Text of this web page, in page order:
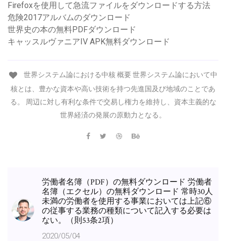
Firefoxを使用して急流ファイルをダウンロードする方法
危険2017アルバムのダウンロード
世界史の本の無料PDFダウンロード
キャッスルヴァニアIV APK無料ダウンロード
世界システム論における中核 概要 世界システム論において中
核とは、豊かな資本や高い技術を持つ先進国及び地域のことであ
る。 周辺に対し有利な条件で交易し権力を維持し、資本主義的な
世界経済の発展の原動力となる。
労働者名簿（PDF）の無料ダウンロード 労働者
名簿（エクセル）の無料ダウンロード 常時30人
未満の労働者を使用する事業においては上記⑥
の従事する業務の種類について記入する必要は
ない。（則53条2項）
2020/05/04